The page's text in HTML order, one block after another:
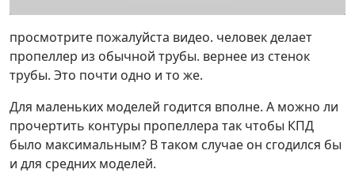
просмотрите пожалуйста видео. человек делает
пропеллер из обычной трубы. вернее из стенок
трубы. Это почти одно и то же.
Для маленьких моделей годится вполне. А можно ли
прочертить контуры пропеллера так чтобы КПД
было максимальным? В таком случае он сгодился бы
и для средних моделей.